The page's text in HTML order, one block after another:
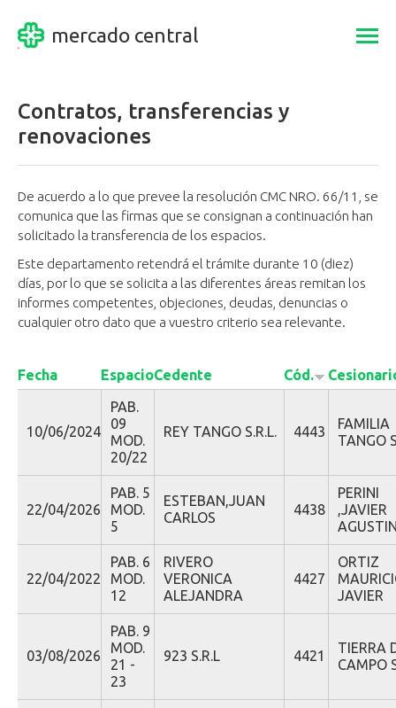
mercado central
Contratos, transferencias y
renovaciones
De acuerdo a lo que prevee la resolución CMC NRO. 66/11, se
comunica que las firmas que se consignan a continuación han
solicitado la transferencia de los espacios.
Este departamento retendrá el trámite durante 10 (diez)
días, por lo que se solicita a las diferentes áreas remitan los
informes competentes, objeciones, deudas, denuncias o
cualquier otro dato que a vuestro criterio sea relevante.
Fecha EspacioCedente Cód.
10/06/2024
PAB.
09
MOD.
20/22
REY TANGO S.R.L. 4443
FAMILIA
TANGO
22/04/2026
PAB. 5
MOD.
5
ESTEBAN,JUAN
CARLOS
4438
PERINI
,JAVIER
22/04/2022
PAB. 6
MOD.
12
RIVERO
VERONICA
ALEJANDRA
4427
ORTIZ
JAVIER
03/08/2026
PAB. 9
MOD.
21 -
23
923 S.R.L 4421
TIERRA
CAMPO